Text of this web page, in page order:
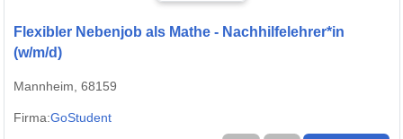
Flexibler Nebenjob als Mathe - Nachhilfelehrer*in
(w/m/d)
Mannheim, 68159
Firma:GoStudent